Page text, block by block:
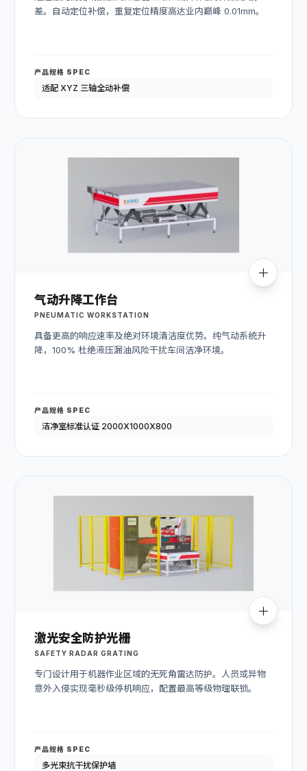
差。自动定位补偿，重复定位精度高达业内巅峰 0.01mm。
产品规格 SPEC
适配 XYZ 三轴全动补偿
气动升降工作台
PNEUMATIC WORKSTATION
具备更高的响应速率及绝对环境清洁度优势。纯气动系统升
降，100% 杜绝液压漏油风险干扰车间洁净环境。
产品规格 SPEC
洁净室标准认证 2000X1000X800
激光安全防护光栅
SAFETY RADAR GRATING
专门设计用于机器作业区域的无死角雷达防护。人员或异物
意外入侵实现毫秒级停机响应，配置最高等级物理联锁。
产品规格 SPEC
多光束抗干扰保护墙